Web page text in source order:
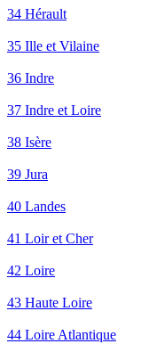
34 Hérault
35 Ille et Vilaine
36 Indre
37 Indre et Loire
38 Isère
39 Jura
40 Landes
41 Loir et Cher
42 Loire
43 Haute Loire
44 Loire Atlantique